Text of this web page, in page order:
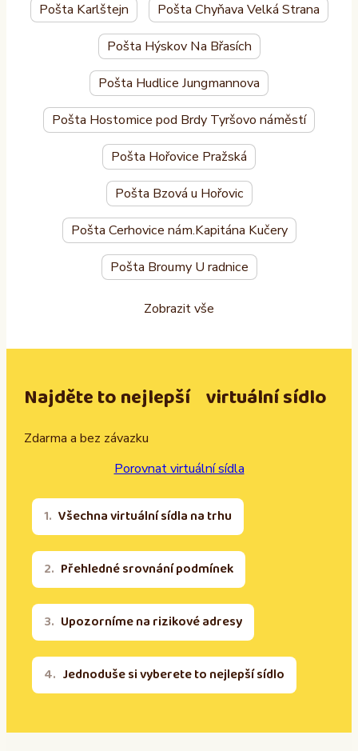
Pošta Karlštejn Pošta Chyňava Velká Strana
Pošta Hýskov Na Břasích
Pošta Hudlice Jungmannova
Pošta Hostomice pod Brdy Tyršovo náměstí
Pošta Hořovice Pražská
Pošta Bzová u Hořovic
Pošta Cerhovice nám.Kapitána Kučery
Pošta Broumy U radnice
Zobrazit vše
Najděte to nejlepší virtuální sídlo
Zdarma a bez závazku
Porovnat virtuální sídla
Všechna virtuální sídla na trhu
Přehledné srovnání podmínek
Upozorníme na rizikové adresy
Jednoduše si vyberete to nejlepší sídlo